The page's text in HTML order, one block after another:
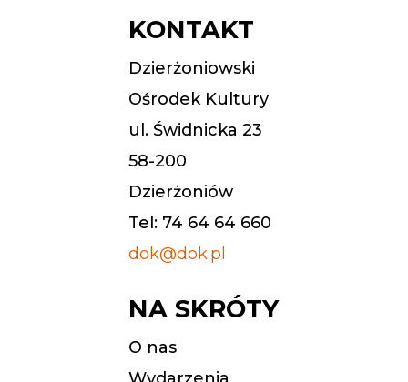
KONTAKT
Dzierżoniowski
Ośrodek Kultury
ul. Świdnicka 23
58-200
Dzierżoniów
Tel: 74 64 64 660
dok@dok.pl
NA SKRÓTY
O nas